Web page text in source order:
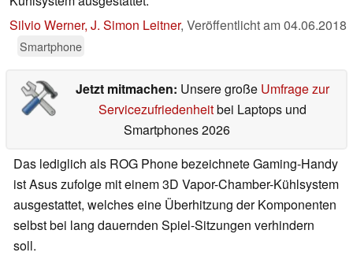
Silvio Werner, J. Simon Leitner, Veröffentlicht am04.06.2018
Smartphone
Jetzt mitmachen: Unsere große Umfrage zur
Servicezufriedenheitbei Laptops und
Smartphones 2026
Das lediglich als ROG Phone bezeichnete Gaming-Handy
ist Asus zufolge mit einem 3D Vapor-Chamber-Kühlsystem
ausgestattet, welches eine Überhitzung der Komponenten
selbst bei lang dauernden Spiel-Sitzungen verhindern
soll.